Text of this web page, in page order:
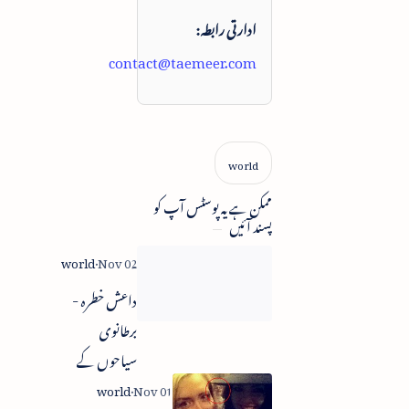
ادارتی رابطہ:
contact@taemeer.com
ممکن ہے یہ پوسٹس آپ کو
پسند آئیں
داعش خطرہ -
برطانوی
سیاحوں کے
لئے خصوصی